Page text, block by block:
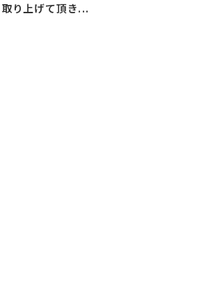
取り上げて頂き...